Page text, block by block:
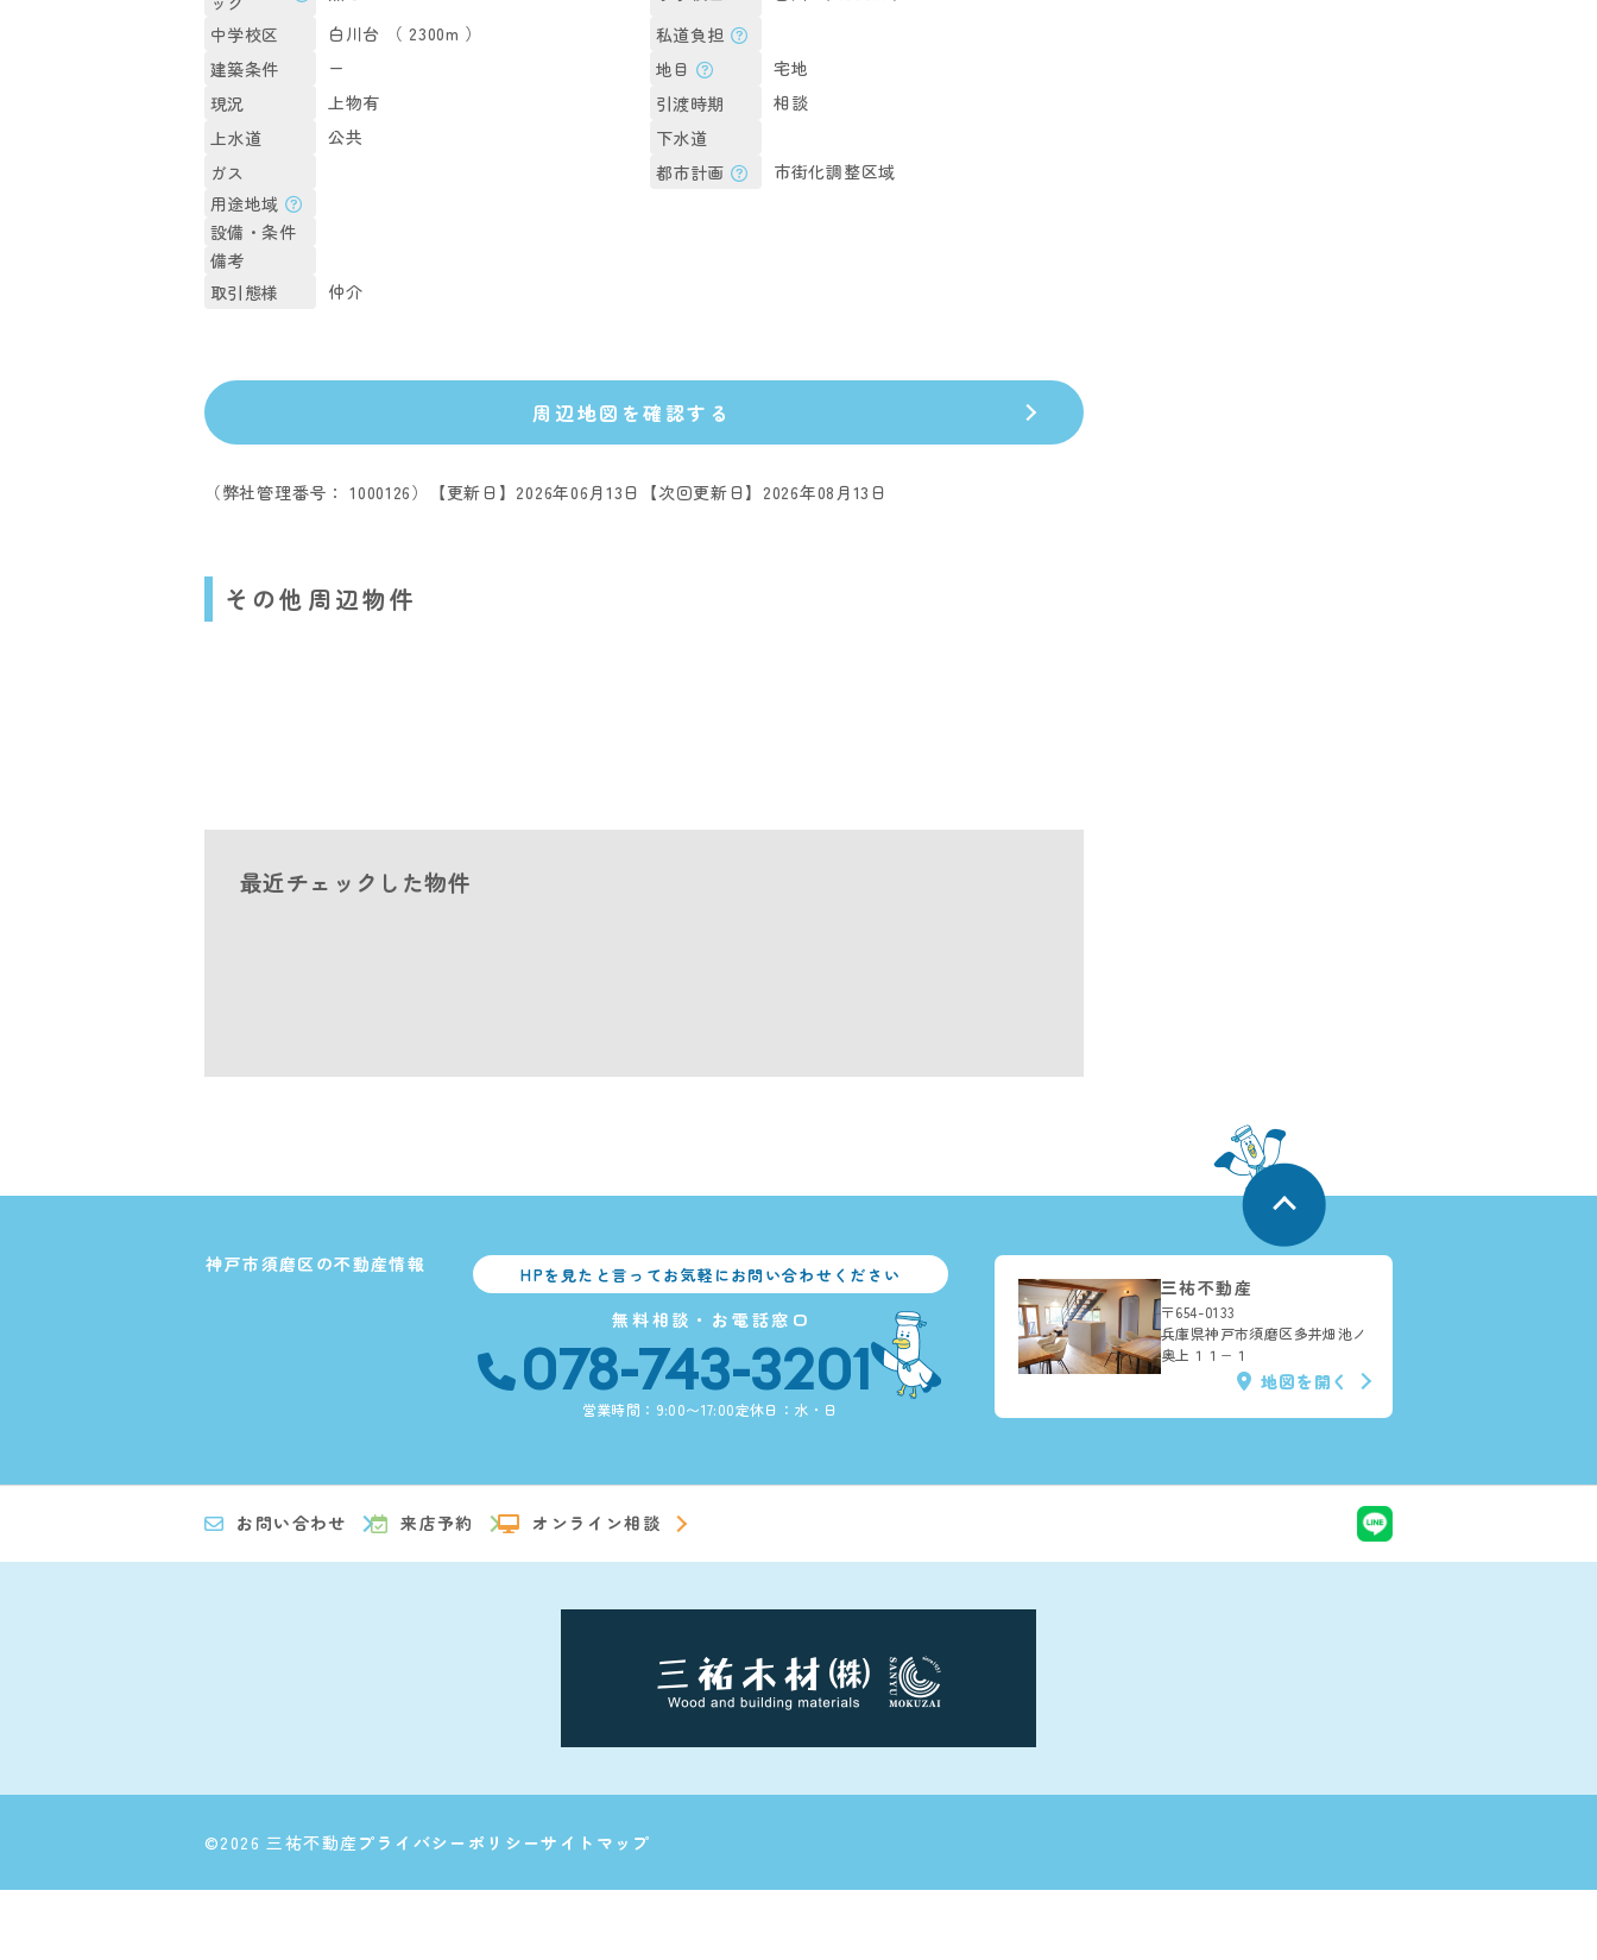
中学校区
白川台 （ 2300m ）
私道負担
建築条件
ー 地目
宅地
現況
上物有 引渡時期
相談
上水道
公共
下水道
ガス
都市計画
市街化調整区域
用途地域
設備・条件
備考
取引態様
仲介
周辺地図を確認する
（弊社管理番号： 1000126） 【更新日】2026年06月13日 【次回更新日】2026年08月13日
その他周辺物件
最近チェックした物件
神戸市須磨区の不動産情報 HPを見たと言ってお気軽にお問い合わせください
無料相談・お電話窓口
078-743-3201
営業時間：9:00〜17:00定休日：水・日
三祐不動産
〒654-0133
兵庫県神戸市須磨区多井畑池ノ
奥上１１−１
地図を開く
お問い合わせ 来店予約 オンライン相談
プライバシーポリシーサイトマップ
©2026 三祐不動産